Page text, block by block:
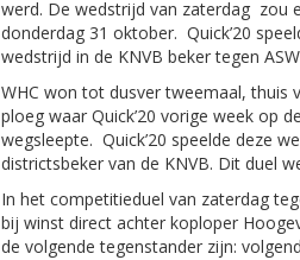
werd. De wedstrijd van zaterdag zou
donderdag 31 oktober. Quick’20
wedstrijd in de KNVB beker tegen
WHC won tot dusver tweemaal, thuis
ploeg waar Quick’20 vorige week op
wegsleepte. Quick’20 speelde deze
districtsbeker van de KNVB. Dit duel
In het competitieduel van zaterdag
bij winst direct achter koploper
de volgende tegenstander zijn: